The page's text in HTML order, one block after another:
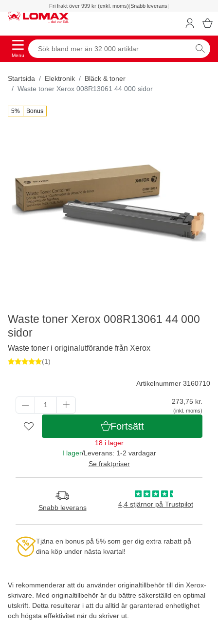
Fri frakt över 999 kr (exkl. moms)|Snabb leverans|
Menu
Startsida Elektronik
Bläck & toner
Waste toner Xerox 008R13061 44 000 sidor
5% Bonus
Vi rekommenderar att du använder originaltillbehör till din Xerox-
skrivare. Med originaltillbehör är du bättre säkerställd en optimal
utskrift. Detta resulterar i att du alltid är garanterad enhetlighet
och högsta effektivitet när du skriver ut.
Artikelnummer 3160710
273,75 kr.
(inkl. moms)
Fortsätt
18 i lager
I lager/Leverans: 1-2 vardagar
Se fraktpriser
Snabb leverans 4,4 stjärnor på Trustpilot
Tjäna en bonus på 5% som ger dig extra rabatt på
dina köp under nästa kvartal!
Waste toner Xerox 008R13061 44 000
sidor
Waste toner i originalutförande från Xerox
(1)